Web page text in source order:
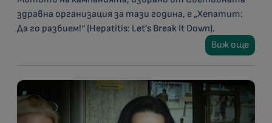
здравна организация за тази година, е „Хепатит:
Да го разбием!“ (Hepatitis: Let’s Break It Down).
Виж още